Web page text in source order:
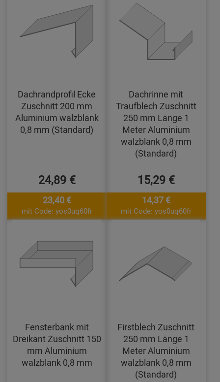
Dachrandprofil Ecke
Zuschnitt 200 mm
Aluminium walzblank
0,8 mm (Standard)
24,89 €
23,40 €
mit Code: yos0uq60fr
Dachrinne mit
Traufblech Zuschnitt
250 mm Länge 1
Meter Aluminium
walzblank 0,8 mm
(Standard)
15,29 €
14,37 €
mit Code: yos0uq60fr
Fensterbank mit
Dreikant Zuschnitt 150
mm Aluminium
walzblank 0,8 mm
Firstblech Zuschnitt
250 mm Länge 1
Meter Aluminium
walzblank 0,8 mm
(Standard)